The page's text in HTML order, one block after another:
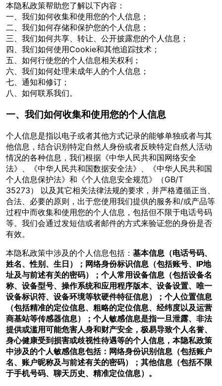
本隐私政策帮助您了解以下内容：
一、我们如何收集和使用您的个人信息；
二、我们如何存储和保护您的个人信息；
三、我们如何共享、转让、公开披露您的个人信息；
四、我们如何使用Cookie和其他追踪技术；
五、如何行使您的个人信息相关权利；
六、我们如何处理未成年人的个人信息；
七、通知和修订；
八、如何联系我们。
一、我们如何收集和使用您的个人信息
个人信息是指以电子或者其他方式记录的能够单独或者与其
他信息，结合识别特定自然人身份或者反映特定自然人活动
情况的各种信息，我们根据《中华人民共和国网络安全
法》、《中华人民共和国数据安全法》、《中华人民共和国
个人信息保护法》和《个人信息安全规范》（GB/T
35273） 以及其它相关法律法规的要求，并严格遵循正当、
合法、必要的原则，出于您使用我们提供的服务和/或产品等
过程中而收集和使用您的个人信息，包括但不限于电话号码
等。我们会通过发短信或者邮件的方式来验证您的身份是否
有效。
本隐私政策中涉及的个人信息包括： 基本信息（电话号码、
姓名、性别、生日）；网络身份标识信息（包括账号、IP地
址及与前述有关的密码）；个人常用设备信息（包括设备名
称、设备型号、操作系统和应用程序版本、设备设置、唯一
设备标识符、设备环境等软硬件特征信息）；个人位置信息
（包括精准的定位信息、粗略的定位信息、经纬度以及运营
商基站等传感器信息）；个人敏感信息是指一旦泄露、非法
提供或滥用可能危害人身和财产安全，极易导致个人名誉、
身心健康受到损害或歧视性待遇等的个人信息，本隐私政策
中涉及的个人敏感信息包括：网络身份识别信息（包括账户
名、账户昵称及与前述有关的密码）；其他信息（包括不限
于手机号码、聊天历史、精准定位信息）。